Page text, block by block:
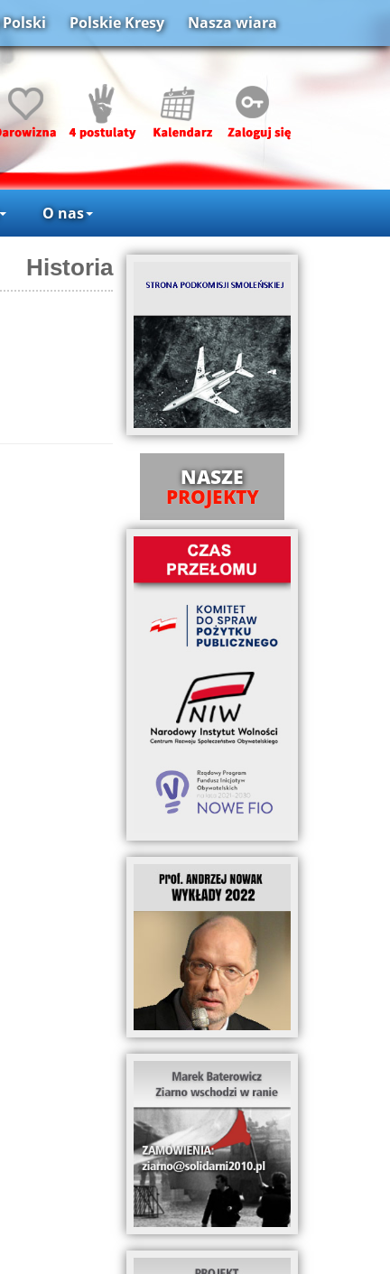
Polskie Kresy Nasza wiara
O nas
Historia
NASZE
PROJEKTY